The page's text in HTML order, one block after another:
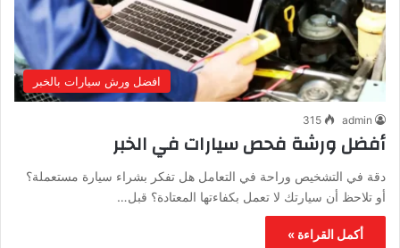
افضل ورش سيارات بالخبر
admin
315
أفضل ورشة فحص سيارات في الخبر
دقة في التشخيص وراحة في التعامل هل تفكر بشراء سيارة مستعملة؟
أو تلاحظ أن سيارتك لا تعمل بكفاءتها المعتادة؟ قبل…
أكمل القراءة »